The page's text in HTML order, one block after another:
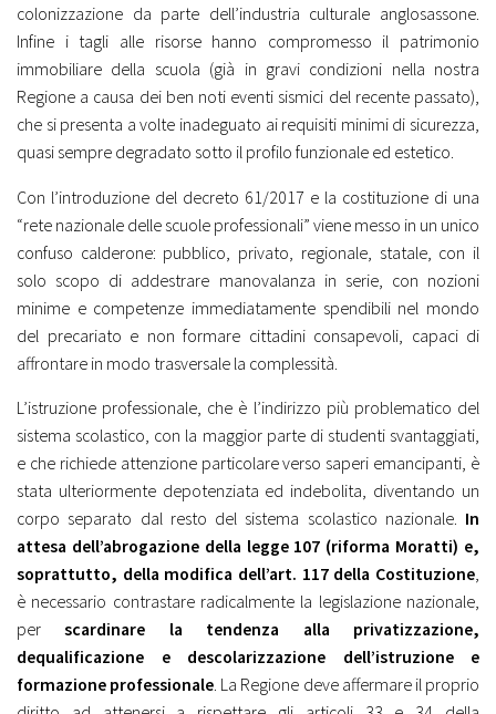
colonizzazione da parte dell’industria culturale anglosassone.
Infine i tagli alle risorse hanno compromesso il patrimonio
immobiliare della scuola (già in gravi condizioni nella nostra
Regione a causa dei ben noti eventi sismici del recente passato),
che si presenta a volte inadeguato ai requisiti minimi di sicurezza,
quasi sempre degradato sotto il profilo funzionale ed estetico.
Con l’introduzione del decreto 61/2017 e la costituzione di una
“rete nazionale delle scuole professionali” viene messo in un unico
confuso calderone: pubblico, privato, regionale, statale, con il
solo scopo di addestrare manovalanza in serie, con nozioni
minime e competenze immediatamente spendibili nel mondo
del precariato e non formare cittadini consapevoli, capaci di
affrontare in modo trasversale la complessità.
L’istruzione professionale, che è l’indirizzo più problematico del
sistema scolastico, con la maggior parte di studenti svantaggiati,
e che richiede attenzione particolare verso saperi emancipanti, è
stata ulteriormente depotenziata ed indebolita, diventando un
corpo separato dal resto del sistema scolastico nazionale. In
attesa dell’abrogazione della legge 107 (riforma Moratti) e,
soprattutto, della modifica dell’art. 117 della Costituzione,
è necessario contrastare radicalmente la legislazione nazionale,
perscardinare la tendenza alla privatizzazione,
dequalificazione e descolarizzazione dell’istruzione e
formazione professionale. La Regione deve affermare il proprio